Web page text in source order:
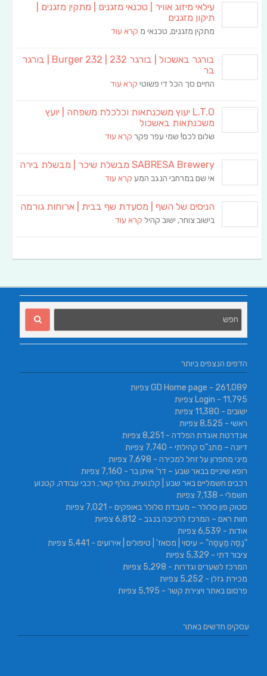
עילאי מיזוג אוויר | טכנאי מזגנים | מתקין מזגנים |
תיקון מזגנים
מתקין מזגנים, טכנאי מ קרא עוד
בורגר באשכול | בורגר 232 | Burger 232 | בורגר
בר
החיים סך הכל די פשוטי קרא עוד
L.T.O יעוץ משכנתאות וכלכלת משפחה | יועץ
משכנתאות באשכול
שלום לכם! שמי עפר פקר קרא עוד
SABRESA Brewery מבשלת שיכר | מבשלת בירה
אי שם במרחבי הנגב המע קרא עוד
הניסים של השף | מסעדת שף בבית | ארוחות גורמה
בישוב צוחר, ישוב קהיל קרא עוד
הדפים הנצפים ביותר
GD Home page - 261,089 צפיות
Login - 11,795 צפיות
ישובים - 11,380 צפיות
ראשי - 8,525 צפיות
אנדרטת אוגדת הפלדה - 8,251 צפיות
דיונה – מתנ"ס קהילתי - 7,740 צפיות
מיני מחפרון על זחל למכירה - 7,698 צפיות
רופא שיניים בבאר שבע – דר' איתן בר - 7,160 צפיות
רכבים חשמליים באר שבע | קלנועית, גולף קאר, רכבי עבודה, קטנוע
חשמלי - 7,138 צפיות
סטוק פון סלולר – מעבדת סלולר באופקים - 7,021 צפיות
חוות ראם – המרכז לרכיבה בנגב - 6,812 צפיות
אודות - 6,539 צפיות
"נַסֵּה מְעַסֶּה" – עיסוי | מסאז' | טיפולים | אירועים - 5,441 צפיות
ציבור דתי - 5,329 צפיות
המרכז לשערים וגדרות - 5,298 צפיות
מכירת גזלן - 5,252 צפיות
פרסום באתר ויצירת קשר - 5,195 צפיות
עסקים חדשים באתר